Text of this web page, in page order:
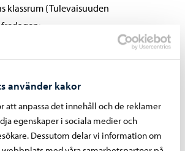
använder kakor
att anpassa det innehåll och de reklamer
egenskaper i sociala medier och
Dessutom delar vi information om
klassrum (Tulevaisuuden
Lindström: Delat ledarskap som stöd för
Starkare tillsammans –
modellen med områdesrektorer i
yhdessä – aluerehtorimallin